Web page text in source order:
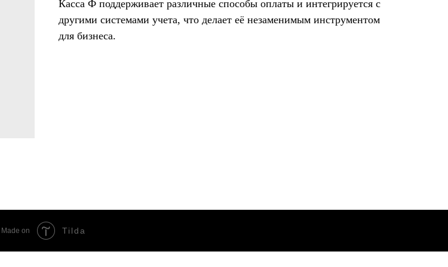
Касса Ф поддерживает различные способы оплаты и интегрируется с
другими системами учета, что делает её незаменимым инструментом
для бизнеса.
Made on Tilda